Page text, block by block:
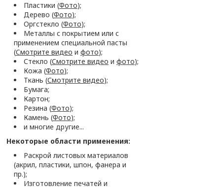
Пластики (Фото);
Дерево (Фото);
Оргстекло (Фото);
Металлы с покрытием или с
применением специальной пасты
(Cмотрите видео и фото);
Стекло (Cмотрите видео и фото);
Кожа (Фото);
Ткань (Смотрите видео);
Бумага;
Картон;
Резина (Фото);
Камень (Фото);
и многие другие...
Некоторые области применения:
Раскрой листовых материалов
(акрил, пластики, шпон, фанера и
пр.);
Изготовление печатей и